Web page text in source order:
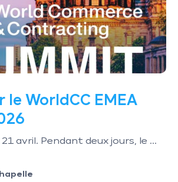
le WorldCC EMEA
avril. Pendant deux jours, le ...